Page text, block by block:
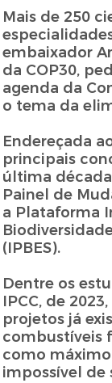
Mais de 250
embaixador
da COP30,
agenda da
o tema da
Endereçada
principais
última
Painel de
a Plataforma
(IPBES).
Dentre os
IPCC, de
projetos já
combustíveis
como
impossível de